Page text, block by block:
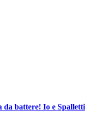
battere! Io e Spalletti